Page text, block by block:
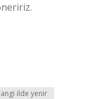
ilde yenir